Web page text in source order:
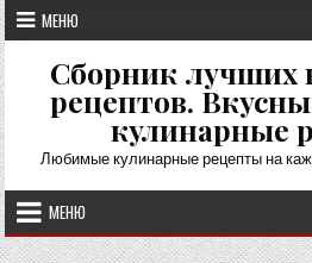
Перейти
к
содержимому
МЕНЮ
Сборник лучших
рецептов.
кулинарные
Любимые кулинарные рецепты на
МЕНЮ